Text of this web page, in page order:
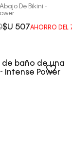
De Bikini -
$U 507AHORRO DEL